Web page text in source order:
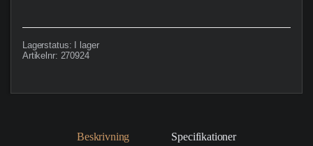
Lagerstatus:
I lager
Artikelnr: 270924
Beskrivning Specifikationer